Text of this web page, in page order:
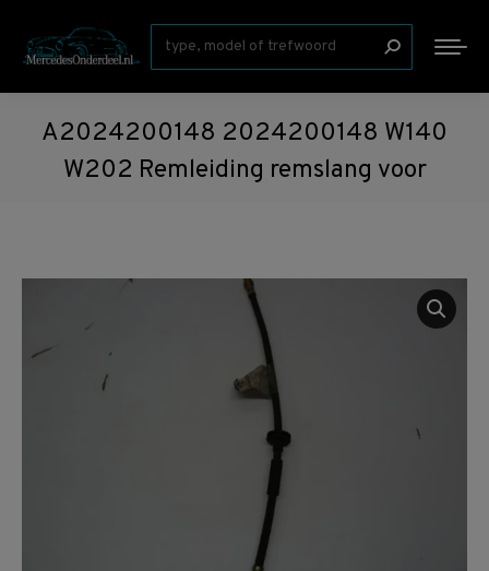
Zoeken:
A2024200148 2024200148 W140
W202 Remleiding remslang voor